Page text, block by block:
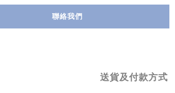
聯絡我們
送貨及付款方式